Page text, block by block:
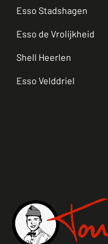
Esso Stadshagen
Esso de Vrolijkheid
Shell Heerlen
Esso Velddriel